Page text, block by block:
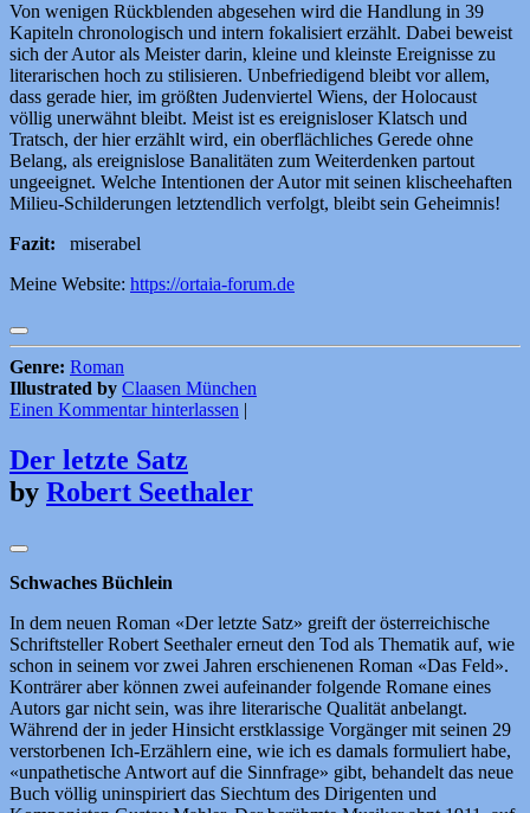
Von wenigen Rückblenden abgesehen wird die Handlung in 39
Kapiteln chronologisch und intern fokalisiert erzählt. Dabei beweist
sich der Autor als Meister darin, kleine und kleinste Ereignisse zu
literarischen hoch zu stilisieren. Unbefriedigend bleibt vor allem,
dass gerade hier, im größten Judenviertel Wiens, der Holocaust
völlig unerwähnt bleibt. Meist ist es ereignisloser Klatsch und
Tratsch, der hier erzählt wird, ein oberflächliches Gerede ohne
Belang, als ereignislose Banalitäten zum Weiterdenken partout
ungeeignet. Welche Intentionen der Autor mit seinen klischeehaften
Milieu-Schilderungen letztendlich verfolgt, bleibt sein Geheimnis!
Fazit: miserabel
Meine Website: https://ortaia-forum.de
Genre: Roman
Illustrated by Claasen München
Einen Kommentar hinterlassen |
Der letzte Satz
by Robert Seethaler
Schwaches Büchlein
In dem neuen Roman «Der letzte Satz» greift der österreichische
Schriftsteller Robert Seethaler erneut den Tod als Thematik auf, wie
schon in seinem vor zwei Jahren erschienenen Roman «Das Feld».
Konträrer aber können zwei aufeinander folgende Romane eines
Autors gar nicht sein, was ihre literarische Qualität anbelangt.
Während der in jeder Hinsicht erstklassige Vorgänger mit seinen 29
verstorbenen Ich-Erzählern eine, wie ich es damals formuliert habe,
«unpathetische Antwort auf die Sinnfrage» gibt, behandelt das neue
Buch völlig uninspiriert das Siechtum des Dirigenten und